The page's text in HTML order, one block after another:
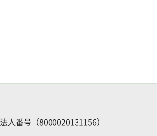
法人番号（8000020131156）